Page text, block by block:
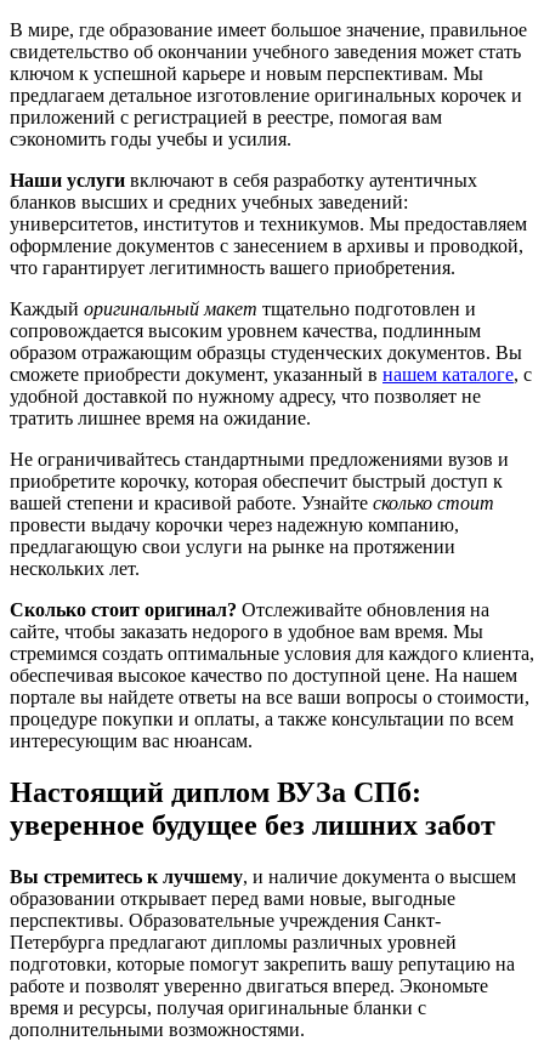
В мире, где образование имеет большое значение, правильное
свидетельство об окончании учебного заведения может стать
ключом к успешной карьере и новым перспективам. Мы
предлагаем детальное изготовление оригинальных корочек и
приложений с регистрацией в реестре, помогая вам
сэкономить годы учебы и усилия.
Наши услуги включают в себя разработку аутентичных
бланков высших и средних учебных заведений:
университетов, институтов и техникумов. Мы предоставляем
оформление документов с занесением в архивы и проводкой,
что гарантирует легитимность вашего приобретения.
Каждый оригинальный макет тщательно подготовлен и
сопровождается высоким уровнем качества, подлинным
образом отражающим образцы студенческих документов. Вы
сможете приобрести документ, указанный в нашем каталоге, с
удобной доставкой по нужному адресу, что позволяет не
тратить лишнее время на ожидание.
Не ограничивайтесь стандартными предложениями вузов и
приобретите корочку, которая обеспечит быстрый доступ к
вашей степени и красивой работе. Узнайте сколько стоит
провести выдачу корочки через надежную компанию,
предлагающую свои услуги на рынке на протяжении
нескольких лет.
Сколько стоит оригинал? Отслеживайте обновления на
сайте, чтобы заказать недорого в удобное вам время. Мы
стремимся создать оптимальные условия для каждого клиента,
обеспечивая высокое качество по доступной цене. На нашем
портале вы найдете ответы на все ваши вопросы о стоимости,
процедуре покупки и оплаты, а также консультации по всем
интересующим вас нюансам.
Настоящий диплом ВУЗа СПб:
уверенное будущее без лишних забот
Вы стремитесь к лучшему, и наличие документа о высшем
образовании открывает перед вами новые, выгодные
перспективы. Образовательные учреждения Санкт-
Петербурга предлагают дипломы различных уровней
подготовки, которые помогут закрепить вашу репутацию на
работе и позволят уверенно двигаться вперед. Экономьте
время и ресурсы, получая оригинальные бланки с
дополнительными возможностями.